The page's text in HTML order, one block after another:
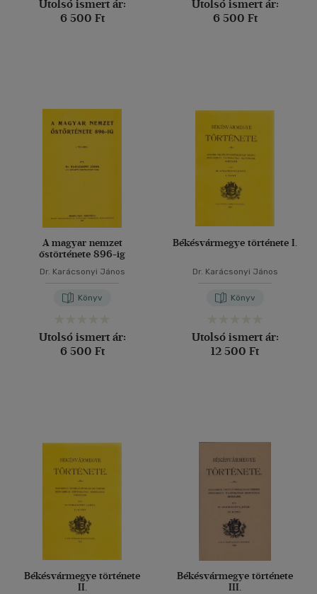
Utolsó ismert ár:
6 500 Ft
Utolsó ismert ár:
6 500 Ft
A magyar nemzet
őstörténete 896-ig
Dr. Karácsonyi János
Könyv
Utolsó ismert ár:
6 500 Ft
Békésvármegye története I.
Dr. Karácsonyi János
Könyv
Utolsó ismert ár:
12 500 Ft
Békésvármegye története
II.
Békésvármegye története
III.